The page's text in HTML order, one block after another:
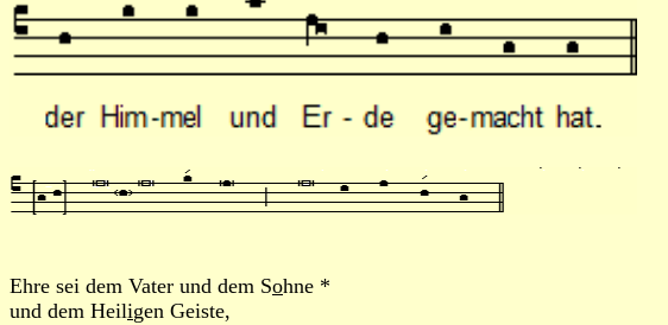
Ehre sei dem Vater und dem Sohne *
und dem Heiligen Geiste,